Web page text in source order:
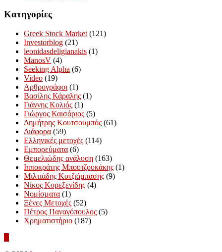
Kατηγορίες
Greek Stock Market (121)
Investorblog (21)
leonidasdeligianakis (1)
ManosV (4)
Seeking Alpha (6)
Video (19)
Αρθρογράφοι (1)
Βασίλης Κάραλης (1)
Γιάννης Κολιός (1)
Γιώργος Καισάριος (5)
Δημήτρης Κουτσουμπός (61)
Διάφορα (59)
Ελληνικές μετοχές (114)
Εμπορεύματα (6)
Θεμελιώδης ανάλυση (163)
Ιπποκράτης Μπουτζουκάκης (1)
Μιλτιάδης Κοτζιάμπασης (9)
Νίκος Κορεξενίδης (4)
Νομίσματα (1)
Ξένες Μετοχές (52)
Πέτρος Παναγόπουλος (5)
Χρηματιστήριο (187)